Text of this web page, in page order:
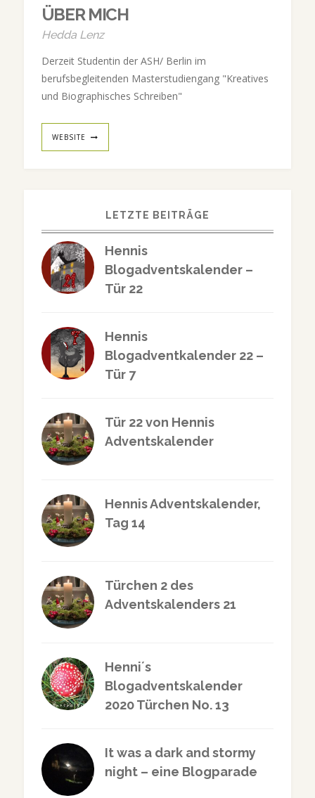
ÜBER MICH
Hedda Lenz
Derzeit Studentin der ASH/ Berlin im
berufsbegleitenden Masterstudiengang "Kreatives
und Biographisches Schreiben"
WEBSITE
LETZTE BEITRÄGE
Hennis
Blogadventskalender –
Tür 22
Hennis
Blogadventkalender 22 –
Tür 7
Tür 22 von Hennis
Adventskalender
Hennis Adventskalender,
Tag 14
Türchen 2 des
Adventskalenders 21
Henni´s
Blogadventskalender
2020 Türchen No. 13
It was a dark and stormy
night – eine Blogparade